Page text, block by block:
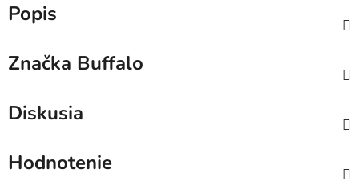
Popis
Značka Buffalo
Diskusia
Hodnotenie